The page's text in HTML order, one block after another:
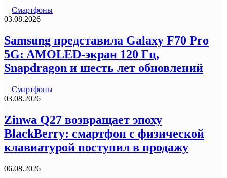
Смартфоны
03.08.2026
Samsung представила Galaxy F70 Pro
5G: AMOLED-экран 120 Гц,
Snapdragon и шесть лет обновлений
Смартфоны
03.08.2026
Zinwa Q27 возвращает эпоху
BlackBerry: смартфон с физической
клавиатурой поступил в продажу
06.08.2026